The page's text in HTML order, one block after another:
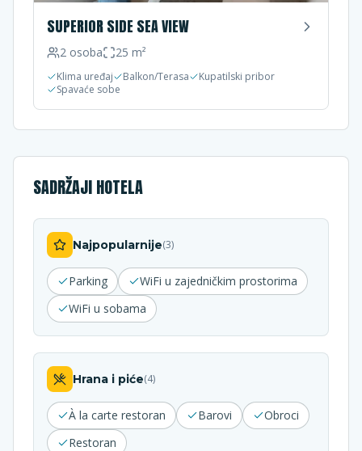
SUPERIOR SIDE SEA VIEW
2 osoba 25 m²
Klima uređaj Balkon/Terasa
Kupatilski pribor
Spavaće sobe
SADRŽAJI HOTELA
Najpopularnije(3)
Parking
WiFi u zajedničkim prostorima
WiFi u sobama
Hrana i piće(4)
À la carte restoran Barovi
Obroci
Restoran